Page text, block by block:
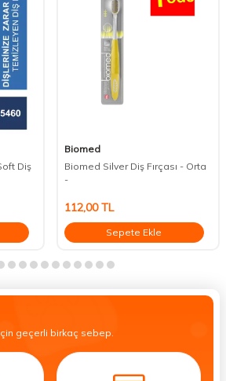
Diş
Biomed
Biomed Silver Diş Fırçası - Orta
-
112,00TL
Sepete Ekle
geçerli birkaç sebep.